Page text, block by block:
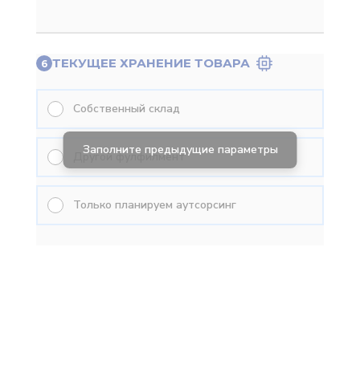
6 ТЕКУЩЕЕ ХРАНЕНИЕ ТОВАРА
Собственный склад
Другой фулфилмент
Только планируем аутсорсинг